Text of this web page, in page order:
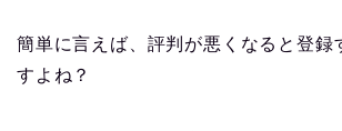
簡単に言えば、評判が悪くなると登録
すよね？